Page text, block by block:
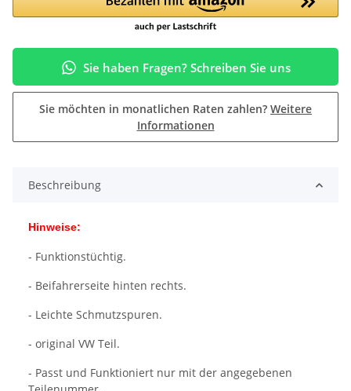
Sie haben Fragen? Schreiben Sie uns
Sie möchten in monatlichen Raten zahlen? Weitere
Informationen
Beschreibung
Hinweise:
- Funktionstüchtig.
- Beifahrerseite hinten rechts.
- Leichte Schmutzspuren.
- original VW Teil.
- Passt und Funktioniert nur mit der angegebenen